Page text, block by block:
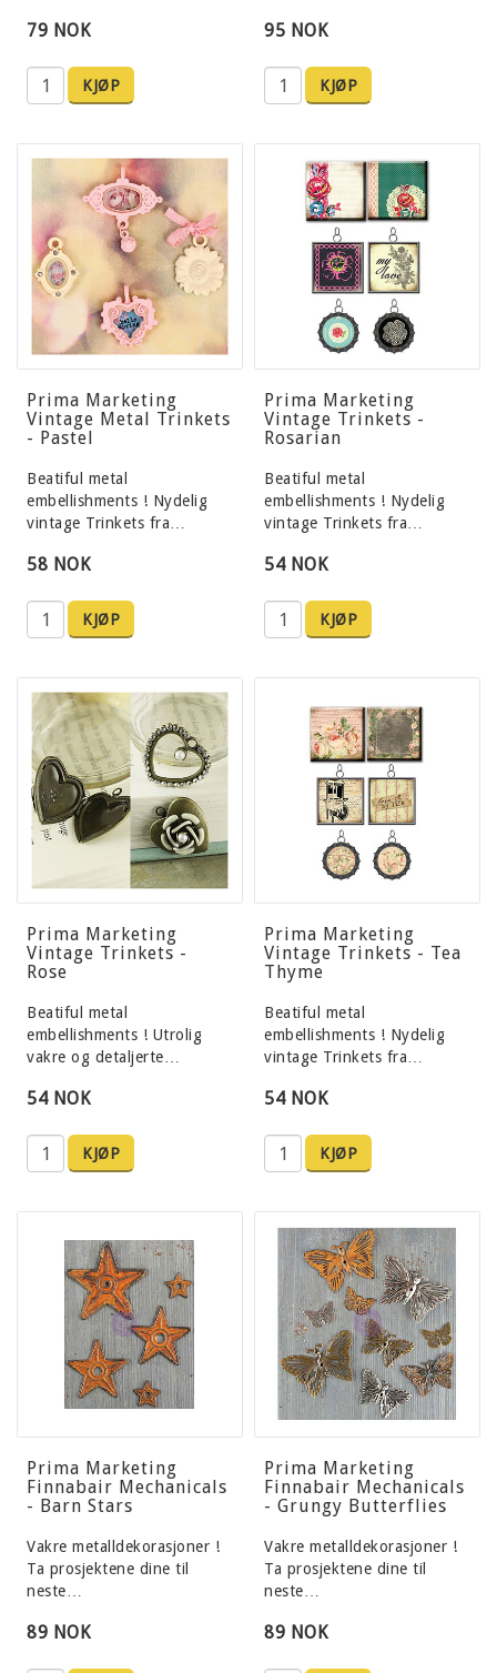
79 NOK
KJØP
95 NOK
KJØP
Prima Marketing
Vintage Metal Trinkets
- Pastel
Beatiful metal
embellishments ! Nydelig
vintage Trinkets fra…
58 NOK
KJØP
Prima Marketing
Vintage Trinkets -
Rosarian
Beatiful metal
embellishments ! Nydelig
vintage Trinkets fra…
54 NOK
KJØP
Prima Marketing
Vintage Trinkets -
Rose
Beatiful metal
embellishments ! Utrolig
vakre og detaljerte…
54 NOK
KJØP
Prima Marketing
Vintage Trinkets - Tea
Thyme
Beatiful metal
embellishments ! Nydelig
vintage Trinkets fra…
54 NOK
KJØP
Prima Marketing
Finnabair Mechanicals
- Barn Stars
Vakre metalldekorasjoner !
Ta prosjektene dine til
neste…
89 NOK
Prima Marketing
Finnabair Mechanicals
- Grungy Butterflies
Vakre metalldekorasjoner !
Ta prosjektene dine til
neste…
89 NOK